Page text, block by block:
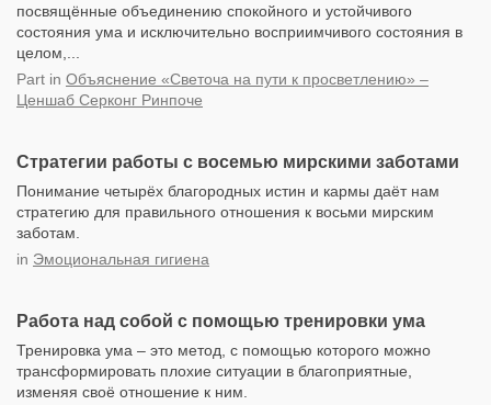
посвящённые объединению спокойного и устойчивого
состояния ума и исключительно восприимчивого состояния в
целом,...
Part in Объяснение «Светоча на пути к просветлению» –
Ценшаб Серконг Ринпоче
Стратегии работы с восемью мирскими заботами
Понимание четырёх благородных истин и кармы даёт нам
стратегию для правильного отношения к восьми мирским
заботам.
in Эмоциональная гигиена
Работа над собой с помощью тренировки ума
Тренировка ума – это метод, с помощью которого можно
трансформировать плохие ситуации в благоприятные,
изменяя своё отношение к ним.